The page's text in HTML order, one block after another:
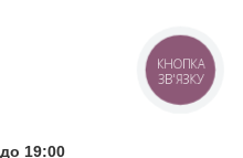
19:00
КНОПКА
ЗВ'ЯЗКУ